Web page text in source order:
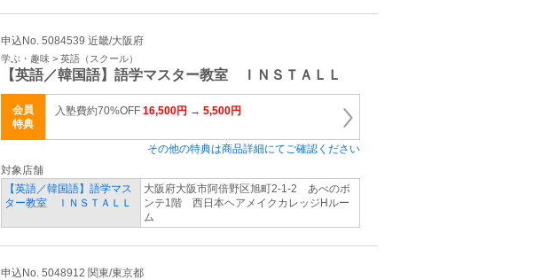
申込No. 5084539 近畿/大阪府
学ぶ・趣味 > 英語（スクール）
【英語／韓国語】語学マスター教室 ＩＮＳＴＡＬＬ
会員
特典
入塾費約70%OFF 16,500円 → 5,500円
その他の特典は商品詳細にてご確認ください
対象店舗
【英語／韓国語】語学マス
ター教室 ＩＮＳＴＡＬＬ
大阪府大阪市阿倍野区旭町2-1-2 あべのポ
ンテ1階 西日本ヘアメイクカレッジHルー
ム
申込No. 5048912 関東/東京都